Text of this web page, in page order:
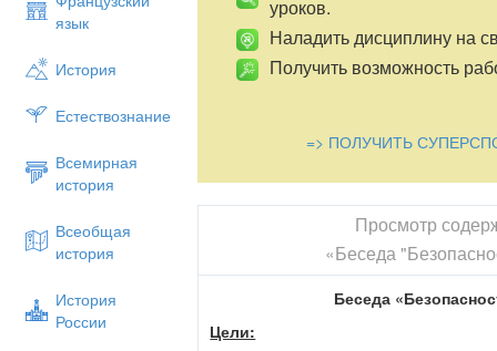
язык
История
Естествознание
Всемирная
история
Всеобщая
история
История
России
уроков.
Наладить дисциплину на
Получить возможность
=> ПОЛУЧИТЬ
Просмотр
«Беседа
Беседа
Цели: